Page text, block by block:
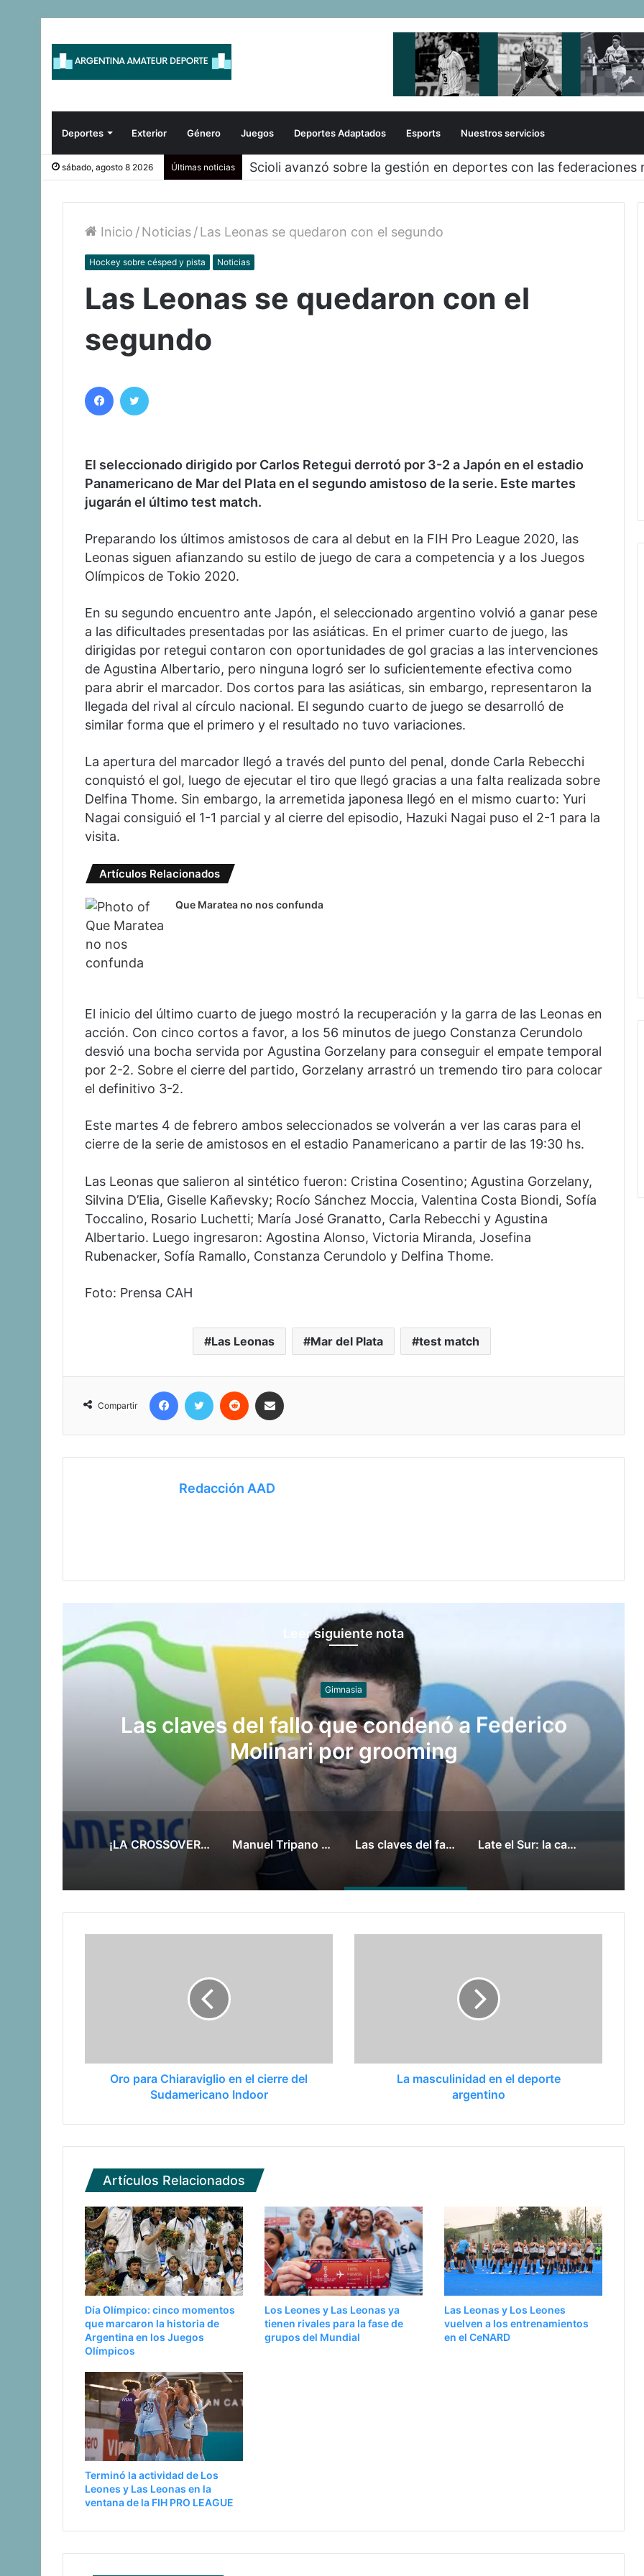
Deportes Exterior Género Juegos Deportes Adaptados Esports Nuestros servicios
sábado, agosto 8 2026 Últimas noticias Scioli avanzó sobre la gestión en deportes con las federaciones
Inicio /Noticias/Las Leonas se quedaron con el segundo
Hockey sobre césped y pista Noticias
Las Leonas se quedaron con el
segundo
Facebook
El seleccionado dirigido por Carlos Retegui derrotó por 3-2 a Japón en el estadio
Panamericano de Mar del Plata en el segundo amistoso de la serie. Este martes
jugarán el último test match.
Preparando los últimos amistosos de cara al debut en la FIH Pro League 2020, las
Leonas siguen afianzando su estilo de juego de cara a competencia y a los Juegos
Olímpicos de Tokio 2020.
En su segundo encuentro ante Japón, el seleccionado argentino volvió a ganar pese
a las dificultades presentadas por las asiáticas. En el primer cuarto de juego, las
dirigidas por retegui contaron con oportunidades de gol gracias a las intervenciones
de Agustina Albertario, pero ninguna logró ser lo suficientemente efectiva como
para abrir el marcador. Dos cortos para las asiáticas, sin embargo, representaron la
llegada del rival al círculo nacional. El segundo cuarto de juego se desarrolló de
similar forma que el primero y el resultado no tuvo variaciones.
La apertura del marcador llegó a través del punto del penal, donde Carla Rebecchi
conquistó el gol, luego de ejecutar el tiro que llegó gracias a una falta realizada sobre
Delfina Thome. Sin embargo, la arremetida japonesa llegó en el mismo cuarto: Yuri
Nagai consiguió el 1-1 parcial y al cierre del episodio, Hazuki Nagai puso el 2-1 para la
visita.
Artículos Relacionados
Que Maratea no nos confunda
El inicio del último cuarto de juego mostró la recuperación y la garra de las Leonas en
acción. Con cinco cortos a favor, a los 56 minutos de juego Constanza Cerundolo
desvió una bocha servida por Agustina Gorzelany para conseguir el empate temporal
por 2-2. Sobre el cierre del partido, Gorzelany arrastró un tremendo tiro para colocar
el definitivo 3-2.
Este martes 4 de febrero ambos seleccionados se volverán a ver las caras para el
cierre de la serie de amistosos en el estadio Panamericano a partir de las 19:30 hs.
Las Leonas que salieron al sintético fueron: Cristina Cosentino; Agustina Gorzelany,
Silvina D’Elia, Giselle Kañevsky; Rocío Sánchez Moccia, Valentina Costa Biondi, Sofía
Toccalino, Rosario Luchetti; María José Granatto, Carla Rebecchi y Agustina
Albertario. Luego ingresaron: Agostina Alonso, Victoria Miranda, Josefina
Rubenacker, Sofía Ramallo, Constanza Cerundolo y Delfina Thome.
Foto: Prensa CAH
Las Leonas Mar del Plata test match
Compartir
Facebook
Twitter Reddit
Redacción AAD
Leer siguiente nota
Juegos
Late el Sur: la canción de los Juegos
Suramericanos compuesta por mujeres
¡LA CROSSOVER TAMBIÉN EN CÓRDOBA! Manuel Tripano se consagró campeón panamericano de canotaje slalom Las claves del fallo que condenó a Federico Molinari por grooming Late el Sur: la canción de los Juegos Suramericanos compuesta por mujeres
Oro para Chiaraviglio en el cierre del
Sudamericano Indoor
La masculinidad en el deporte
argentino
Artículos Relacionados
Día Olímpico: cinco momentos
que marcaron la historia de
Argentina en los Juegos
Olímpicos
Los Leones y Las Leonas ya
tienen rivales para la fase de
grupos del Mundial
Las Leonas y Los Leones
vuelven a los entrenamientos
en el CeNARD
Terminó la actividad de Los
Leones y Las Leonas en la
ventana de la FIH PRO LEAGUE